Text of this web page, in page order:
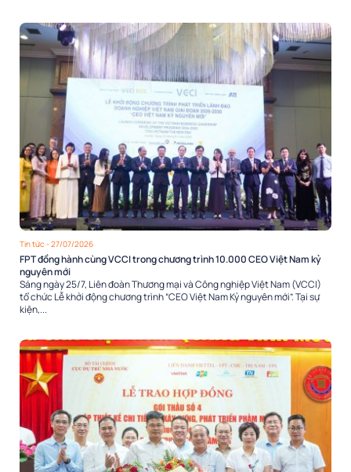
Tin tức - 27/07/2026
FPT đồng hành cùng VCCI trong chương trình 10.000 CEO Việt Nam kỷ
nguyên mới
Sáng ngày 25/7, Liên đoàn Thương mại và Công nghiệp Việt Nam (VCCI)
tổ chức Lễ khởi động chương trình “CEO Việt Nam Kỷ nguyên mới”. Tại sự
kiện,...